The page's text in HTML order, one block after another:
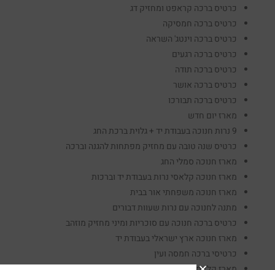
כרטיס ברכה קראפט ומחזיק דג
כרטיס ברכה חמסיקה
כרטיס ברכה וינטג' השראה
כרטיס ברכה רגעים
כרטיס ברכה תודה
כרטיס ברכה אושר
כרטיס ברכה תבורכו
מארז יום חדש
9 נרות חנוכה בעבודת יד + גלוית ברכת החג
כרטיס שנה טובה עם מחזיק מפתחות להגנה וברכה
מארז חנוכה סמלי החג
מארז חנוכה קלאסי נרות בעבודת יד וברכות
מארז חנוכה משפחתי אור בבית
מתנה לחנוכה עם נרות שעוות דבורים
כרטיס ברכה חנוכה עם סוכריות ומיני מחזיק מוזהב
מארז חנוכה ארץ ישראלי בעבודת יד
כרטיסי ברכה חמסה ועין